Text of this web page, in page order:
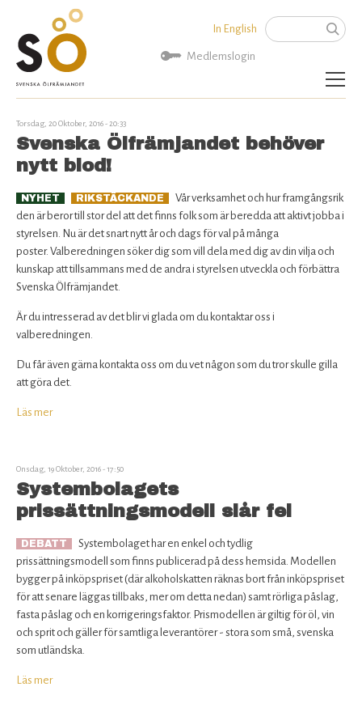
Sök
In English
Medlemslogin
Aktuellt
Artiklar
SÖ Rekommenderar
Kalender
Bryggerier
Politik
Rabatter för medlemmar
Bli medlem
Kontakta oss
Torsdag, 20 Oktober, 2016 - 20:33
Svenska Ölfrämjandet behöver
nytt blod!
NYHET RIKSTÄCKANDE
Vår verksamhet och hur framgångsrik
den är beror till stor del att det finns folk som är beredda att aktivt jobba i
styrelsen. Nu är det snart nytt år och dags för val på många
poster. Valberedningen söker dig som vill dela med dig av din vilja och
kunskap att tillsammans med de andra i styrelsen utveckla och förbättra
Svenska Ölfrämjandet.
Är du intresserad av det blir vi glada om du kontaktar oss i
valberedningen.
Du får även gärna kontakta oss om du vet någon som du tror skulle gilla
att göra det.
Läs merom
behöver
nytt
blod!
Onsdag, 19 Oktober, 2016 - 17:50
Systembolagets
prissättningsmodell slår fel
DEBATT
Systembolaget har en enkel och tydlig
prissättningsmodell som finns publicerad på dess hemsida. Modellen
bygger på inköpspriset (där alkoholskatten räknas bort från inköpspriset
för att senare läggas tillbaks, mer om detta nedan) samt rörliga påslag,
fasta påslag och en korrigeringsfaktor. Prismodellen är giltig för öl, vin
och sprit och gäller för samtliga leverantörer - stora som små, svenska
som utländska.
Läs merom